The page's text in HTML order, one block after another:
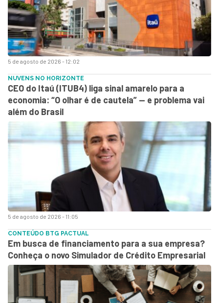
5 de agosto de 2026 - 12:02
5 de agosto de 2026 - 11:05
NUVENS NO HORIZONTE
CEO do Itaú (ITUB4) liga sinal amarelo para a
economia: “O olhar é de cautela” — e problema vai
além do Brasil
CONTEÚDO BTG PACTUAL
Em busca de financiamento para a sua empresa?
Conheça o novo Simulador de Crédito Empresarial